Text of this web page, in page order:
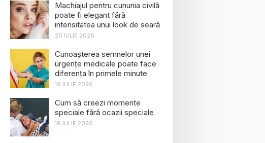
Machiajul pentru cununia civilă
poate fi elegant fără
intensitatea unui look de seară
20 IULIE 2026
Cunoașterea semnelor unei
urgențe medicale poate face
diferența în primele minute
19 IULIE 2026
Cum să creezi momente
speciale fără ocazii speciale
19 IULIE 2026